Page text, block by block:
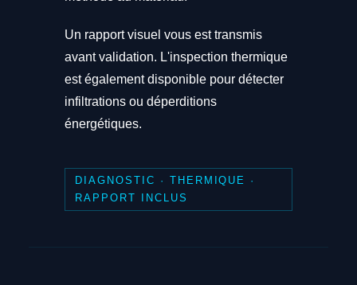
Un rapport visuel vous est transmis
avant validation. L'inspection thermique
est également disponible pour détecter
infiltrations ou déperditions
énergétiques.
DIAGNOSTIC · THERMIQUE ·
RAPPORT INCLUS